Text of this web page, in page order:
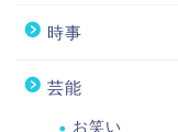
時事
芸能
お笑い